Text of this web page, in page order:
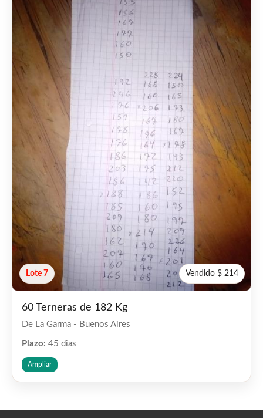
Lote 7 Vendido $ 214
60 Terneras de 182 Kg
De La Garma - Buenos Aires
Plazo: 45 dias
Ampliar